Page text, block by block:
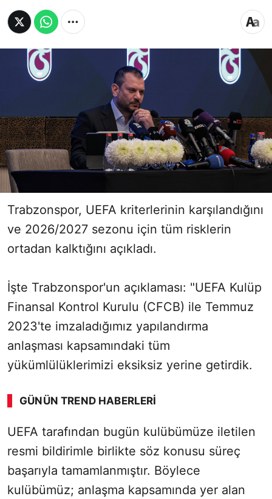
Trabzonspor, UEFA kriterlerinin karşılandığını
ve 2026/2027 sezonu için tüm risklerin
ortadan kalktığını açıkladı.
İşte Trabzonspor'un açıklaması: "UEFA Kulüp
Finansal Kontrol Kurulu (CFCB) ile Temmuz
2023'te imzaladığımız yapılandırma
anlaşması kapsamındaki tüm
yükümlülüklerimizi eksiksiz yerine getirdik.
GÜNÜN TREND HABERLERI
00:02 / 02:14
Sesi Aç
UEFA tarafından bugün kulübümüze iletilen
resmi bildirimle birlikte söz konusu süreç
başarıyla tamamlanmıştır. Böylece
kulübümüz; anlaşma kapsamında yer alan